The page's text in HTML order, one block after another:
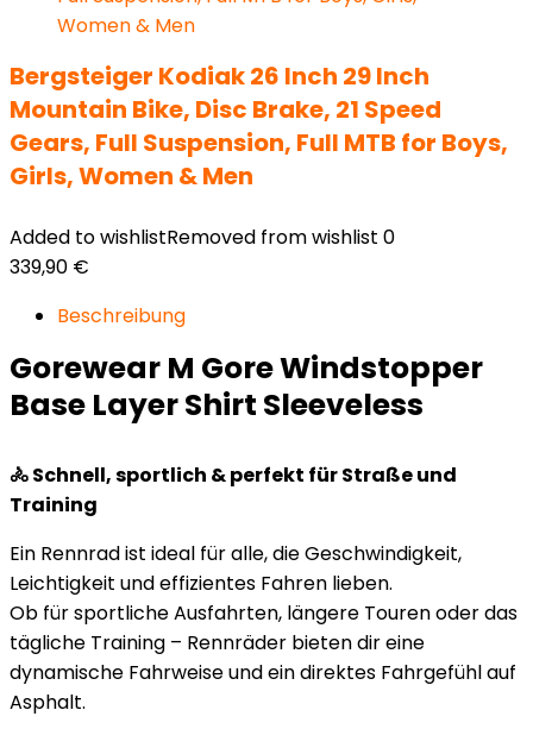
Bergsteiger Kodiak 26 Inch 29 Inch
Mountain Bike, Disc Brake, 21 Speed
Gears, Full Suspension, Full MTB for Boys,
Girls, Women & Men
Added to wishlistRemoved from wishlist 0
339,90 €
Beschreibung
Gorewear M Gore Windstopper
Base Layer Shirt Sleeveless
🚴 Schnell, sportlich & perfekt für Straße und
Training
Ein Rennrad ist ideal für alle, die Geschwindigkeit,
Leichtigkeit und effizientes Fahren lieben.
Ob für sportliche Ausfahrten, längere Touren oder das
tägliche Training – Rennräder bieten dir eine
dynamische Fahrweise und ein direktes Fahrgefühl auf
Asphalt.